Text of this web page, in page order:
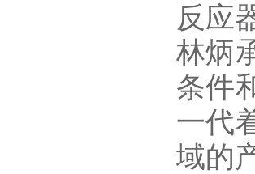
反应
林炳
条件
一代
域的